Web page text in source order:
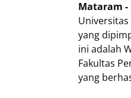
Mataram -
yang
ini adalah
Fakultas
yang